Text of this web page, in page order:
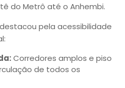
do Metrô até o Anhembi.
pela acessibilidade
Corredores amplos e piso
de todos os